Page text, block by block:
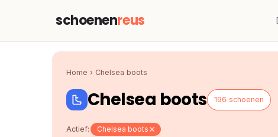
schoenenreus
Home › Chelsea boots
Chelsea boots 196 schoenen
Actief: Chelsea boots